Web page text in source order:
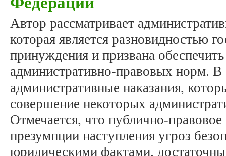
Автор рассматривает
которая является разновидностью
принуждения и призвана
административно-правовых норм. В
административные наказания,
совершение некоторых
Отмечается, что публично-
презумпции наступления угроз
юридическими фактами,